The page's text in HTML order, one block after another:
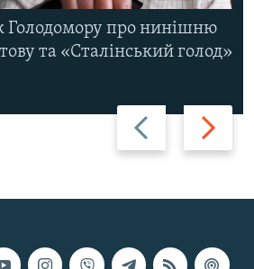
Назад Вперед
Голодомору про нинішню
та «Сталінський голод»